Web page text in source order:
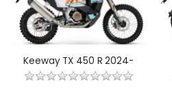
Keeway TX 450 R 2024-